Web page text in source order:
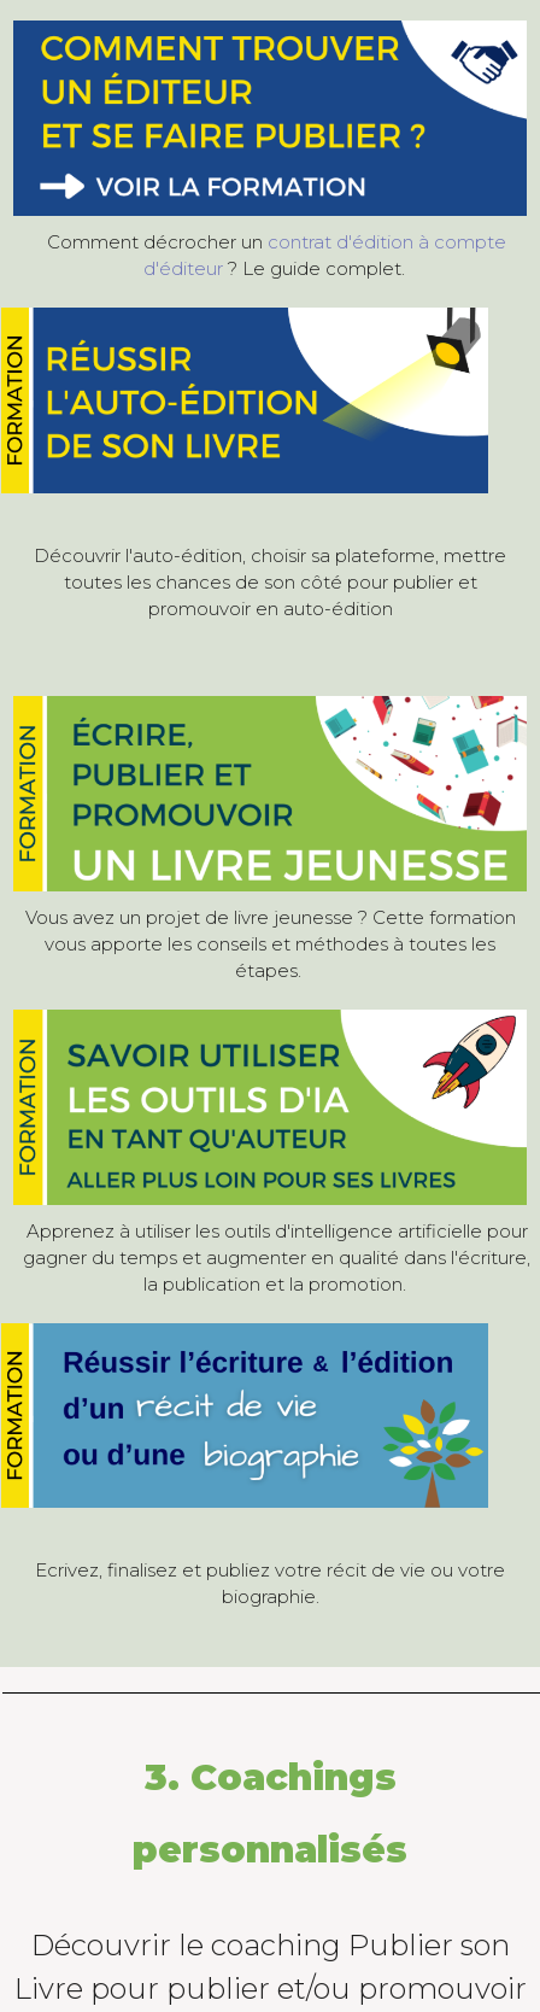
Comment décrocher un contrat d'édition à compte
d'éditeur ? Le guide complet.
Découvrir l'auto-édition, choisir sa plateforme, mettre
toutes les chances de son côté pour publier et
promouvoir en auto-édition
Vous avez un projet de livre jeunesse ? Cette formation
vous apporte les conseils et méthodes à toutes les
étapes.
Apprenez à utiliser les outils d'intelligence artificielle pour
gagner du temps et augmenter en qualité dans l'écriture,
la publication et la promotion.
Ecrivez, finalisez et publiez votre récit de vie ou votre
biographie.
3. Coachings
personnalisés
Découvrir le coaching Publier son
Livre pour publier et/ou promouvoir